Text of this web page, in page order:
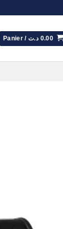
Panier / 0.00 د.ت